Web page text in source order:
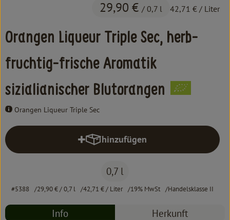
Getränke
Haushalt
Einkaufen
Aktuelles
Orangen Liqueur Triple Sec, herb-
fruchtig-frische Aromatik
sizialianischer Blutorangen
Orangen Liqueur Triple Sec
29,90 € / 0,7 l 42,71 € / Liter
hinzufügen
Produkt zum Warenkorb
0,7 l
#5388 29,90 €/ 0,7 l 42,71 €/ Liter 19% MwSt Handelsklasse II
Info Herkunft